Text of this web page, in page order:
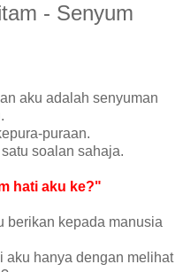
- Senyum
aku adalah senyuman
puraan.
soalan sahaja.
hati aku ke?"
berikan kepada manusia
aku hanya dengan melihat